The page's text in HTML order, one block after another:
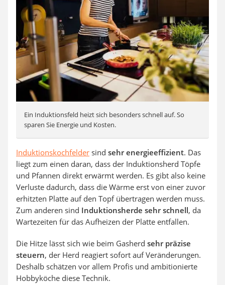
Ein Induktionsfeld heizt sich besonders schnell auf. So
sparen Sie Energie und Kosten.
Induktionskochfelder sind sehr energieeffizient. Das
liegt zum einen daran, dass der Induktionsherd Töpfe
und Pfannen direkt erwärmt werden. Es gibt also keine
Verluste dadurch, dass die Wärme erst von einer zuvor
erhitzten Platte auf den Topf übertragen werden muss.
Zum anderen sind Induktionsherde sehr schnell, da
Wartezeiten für das Aufheizen der Platte entfallen.
Die Hitze lässt sich wie beim Gasherd sehr präzise
steuern, der Herd reagiert sofort auf Veränderungen.
Deshalb schätzen vor allem Profis und ambitionierte
Hobbyköche diese Technik.